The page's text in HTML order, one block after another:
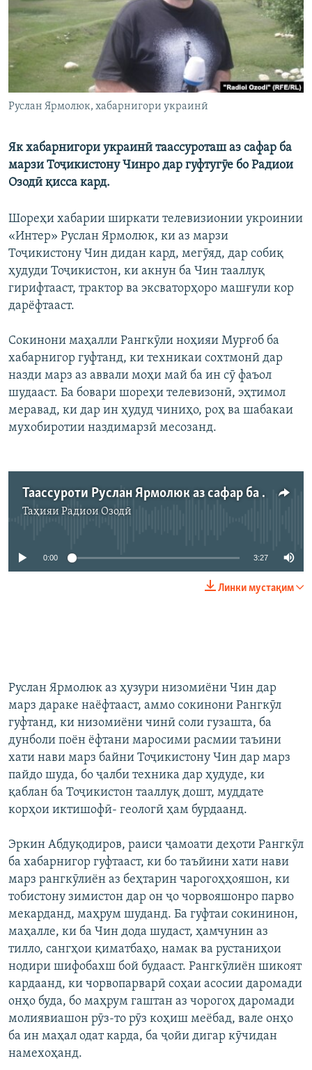
ГУЗОРИШҲОИ РАДИОӢ
Русский
ПАЙГИРӢ КУНЕД
Ҳамаи сомонаҳои RFE/RL
Руслан Ярмолюк, хабарнигори украинӣ
Як хабарнигори украинӣ таассуроташ аз сафар ба
марзи Тоҷикистону Чинро дар гуфтугӯе бо Радиои
Озодӣ қисса кард.
Шореҳи хабарии ширкати телевизионии укроинии
«Интер» Руслан Ярмолюк, ки аз марзи
Тоҷикистону Чин дидан кард, мегӯяд, дар собиқ
ҳудуди Тоҷикистон, ки акнун ба Чин тааллуқ
гирифтааст, трактор ва эксваторҳоро машғули кор
дарёфтааст.
Сокинони маҳалли Рангкӯли ноҳияи Мурғоб ба
хабарнигор гуфтанд, ки техникаи сохтмонӣ дар
назди марз аз аввали моҳи май ба ин сӯ фаъол
шудааст. Ба бовари шореҳи телевизонӣ, эҳтимол
меравад, ки дар ин ҳудуд чиниҳо, роҳ ва шабакаи
мухобиротии наздимарзӣ месозанд.
Таассуроти Руслан Ярмолюк аз сафар ба марзи Тоҷикистону Чин
Таҳияи Радиои Озодӣ
Феълан кор намекунад
0:00 3:27
Линки мустақим
Руслан Ярмолюк аз ҳузури низомиёни Чин дар
марз дараке наёфтааст, аммо сокинони Рангкӯл
гуфтанд, ки низомиёни чинӣ соли гузашта, ба
дунболи поён ёфтани маросими расмии таъини
хати нави марз байни Тоҷикистону Чин дар марз
пайдо шуда, бо ҷалби техника дар ҳудуде, ки
қаблан ба Тоҷикистон тааллуқ дошт, муддате
корҳои иктишофӣ- геологӣ ҳам бурдаанд.
Эркин Абдуқодиров, раиси ҷамоати деҳоти Рангкӯл
ба хабарнигор гуфтааст, ки бо таъйини хати нави
марз рангкӯлиён аз беҳтарин чарогоҳҳояшон, ки
тобистону зимистон дар он ҷо чорвояшонро парво
мекарданд, маҳрум шуданд. Ба гуфтаи сокининон,
маҳалле, ки ба Чин дода шудаст, ҳамчунин аз
тилло, сангҳои қиматбаҳо, намак ва рустаниҳои
нодири шифобахш бой будааст. Рангкӯлиён шикоят
кардаанд, ки чорвопарварӣ соҳаи асосии даромади
онҳо буда, бо маҳрум гаштан аз чорогоҳ даромади
молиявиашон рӯз-то рӯз коҳиш меёбад, вале онҳо
ба ин маҳал одат карда, ба ҷойи дигар кӯчидан
намехоҳанд.